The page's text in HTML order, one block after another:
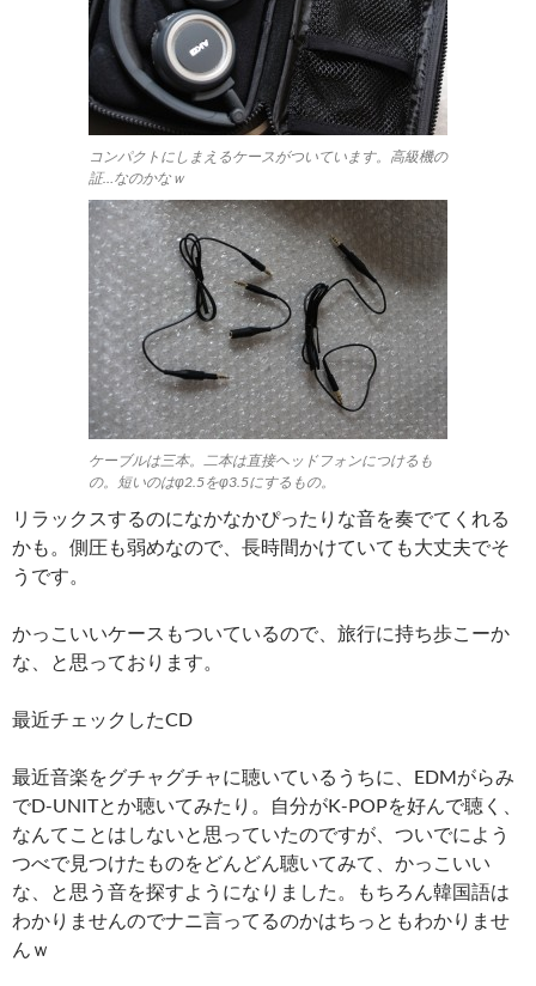
コンパクトにしまえるケースがついています。高級機の
証…なのかなｗ
ケーブルは三本。二本は直接ヘッドフォンにつけるも
の。短いのはφ2.5をφ3.5にするもの。
リラックスするのになかなかぴったりな音を奏でてくれる
かも。側圧も弱めなので、長時間かけていても大丈夫でそ
うです。
かっこいいケースもついているので、旅行に持ち歩こーか
な、と思っております。
最近チェックしたCD
最近音楽をグチャグチャに聴いているうちに、EDMがらみ
でD-UNITとか聴いてみたり。自分がK-POPを好んで聴く、
なんてことはしないと思っていたのですが、ついでによう
つべで見つけたものをどんどん聴いてみて、かっこいい
な、と思う音を探すようになりました。もちろん韓国語は
わかりませんのでナニ言ってるのかはちっともわかりませ
んｗ